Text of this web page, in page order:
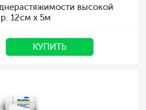
высокой
12см х 5м
КУПИТЬ